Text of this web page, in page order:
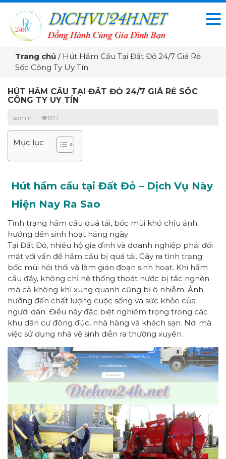
Trang chủ / Hút Hầm Cầu Tại Đất Đỏ 24/7 Giá Rẻ
Sốc Công Ty Uy Tín
HÚT HẦM CẦU TẠI ĐẤT ĐỎ 24/7 GIÁ RẺ SỐC
CÔNG TY UY TÍN
admin 1571
Mục lục
Hút hầm cầu tại Đất Đỏ – Dịch Vụ Này
Hiện Nay Ra Sao
Tình trạng hầm cầu quá tải, bốc mùi khó chịu ảnh
hưởng đến sinh hoạt hằng ngày
Tại Đất Đỏ, nhiều hộ gia đình và doanh nghiệp phải đối
mặt với vấn đề hầm cầu bị quá tải. Gây ra tình trạng
bốc mùi hôi thối và làm gián đoạn sinh hoạt. Khi hầm
cầu đầy, không chỉ hệ thống thoát nước bị tắc nghẽn
mà cả không khí xung quanh cũng bị ô nhiễm. Ảnh
hưởng đến chất lượng cuộc sống và sức khỏe của
người dân. Điều này đặc biệt nghiêm trọng trong các
khu dân cư đông đúc, nhà hàng và khách sạn. Nơi mà
việc sử dụng nhà vệ sinh diễn ra thường xuyên.